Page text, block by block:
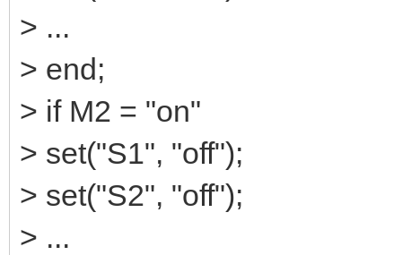
> ...
> end;
> if M2 = "on"
> set("S1", "off");
> set("S2", "off");
> ...